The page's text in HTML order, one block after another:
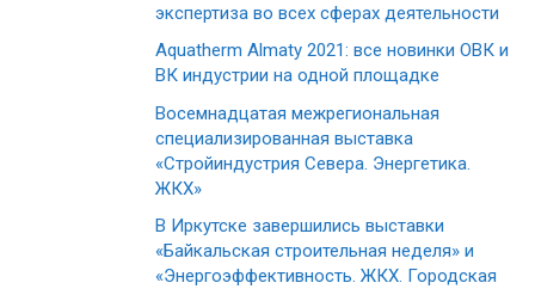
экспертиза во всех сферах деятельности
Aquatherm Almaty 2021: все новинки ОВК и
ВК индустрии на одной площадке
Восемнадцатая межрегиональная
специализированная выставка
«Стройиндустрия Севера. Энергетика.
ЖКХ»
В Иркутске завершились выставки
«Байкальская строительная неделя» и
«Энергоэффективность. ЖКХ. Городская